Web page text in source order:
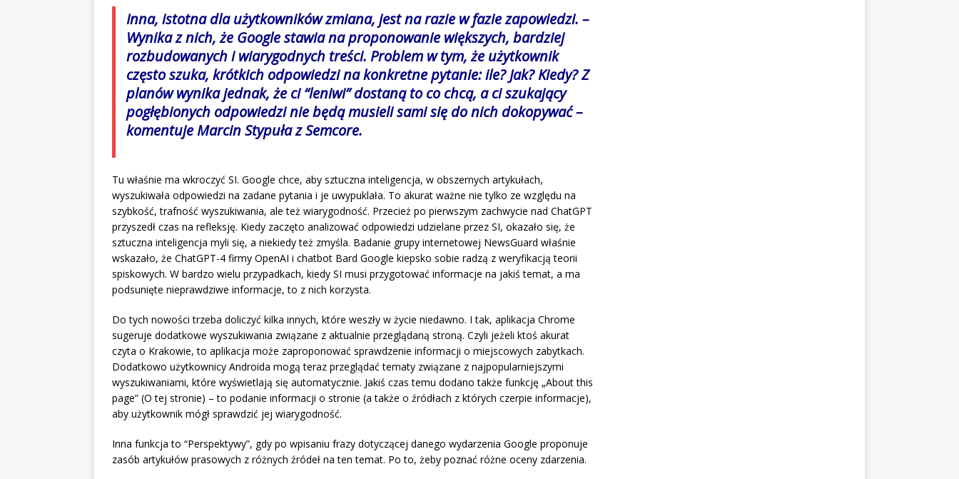
Inna, istotna dla użytkowników zmiana, jest na razie w fazie zapowiedzi. –
Wynika z nich, że Google stawia na proponowanie większych, bardziej
rozbudowanych i wiarygodnych treści. Problem w tym, że użytkownik
często szuka, krótkich odpowiedzi na konkretne pytanie: ile? Jak? Kiedy? Z
planów wynika jednak, że ci “leniwi” dostaną to co chcą, a ci szukający
pogłębionych odpowiedzi nie będą musieli sami się do nich dokopywać –
komentuje Marcin Stypuła zSemcore.
Tu właśnie ma wkroczyć SI. Google chce, aby sztuczna inteligencja, w obszernych artykułach,
wyszukiwała odpowiedzi na zadane pytania i je uwypuklała. To akurat ważne nie tylko ze względu na
szybkość, trafność wyszukiwania, ale też wiarygodność. Przecież po pierwszym zachwycie nad ChatGPT
przyszedł czas na refleksję. Kiedy zaczęto analizować odpowiedzi udzielane przez SI, okazało się, że
sztuczna inteligencja myli się, a niekiedy też zmyśla. Badanie grupy internetowej NewsGuard właśnie
wskazało, że ChatGPT-4 firmy OpenAI i chatbot Bard Google kiepsko sobie radzą z weryfikacją teorii
spiskowych. W bardzo wielu przypadkach, kiedy SI musi przygotować informacje na jakiś temat, a ma
podsunięte nieprawdziwe informacje, to z nich korzysta.
Do tych nowości trzeba doliczyć kilka innych, które weszły w życie niedawno. I tak, aplikacja Chrome
sugeruje dodatkowe wyszukiwania związane z aktualnie przeglądaną stroną. Czyli jeżeli ktoś akurat
czyta o Krakowie, to aplikacja może zaproponować sprawdzenie informacji o miejscowych zabytkach.
Dodatkowo użytkownicy Androida mogą teraz przeglądać tematy związane z najpopularniejszymi
wyszukiwaniami, które wyświetlają się automatycznie. Jakiś czas temu dodano także funkcję „About this
page” (O tej stronie) – to podanie informacji o stronie (a także o źródłach z których czerpie informacje),
aby użytkownik mógł sprawdzić jej wiarygodność.
Inna funkcja to “Perspektywy”, gdy po wpisaniu frazy dotyczącej danego wydarzenia Google proponuje
zasób artykułów prasowych z różnych źródeł na ten temat. Po to, żeby poznać różne oceny zdarzenia.